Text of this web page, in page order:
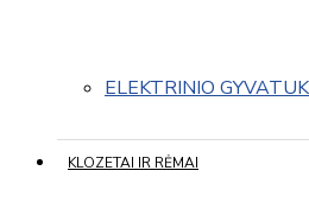
ELEKTRINIO
KLOZETAI IR RĖMAI